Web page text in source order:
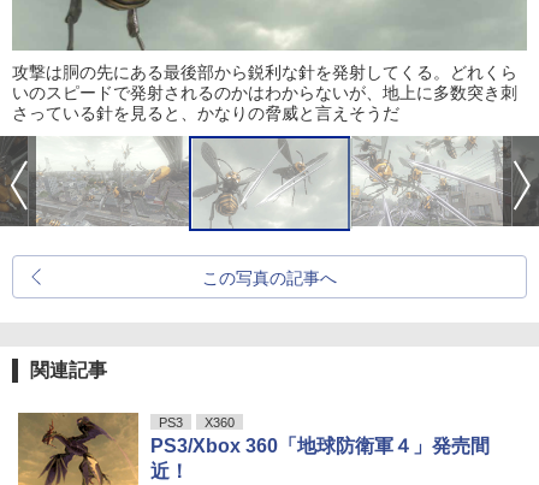
攻撃は胴の先にある最後部から鋭利な針を発射してくる。どれくら
いのスピードで発射されるのかはわからないが、地上に多数突き刺
さっている針を見ると、かなりの脅威と言えそうだ
この写真の記事へ
関連記事
PS3 X360
PS3/Xbox 360「地球防衛軍４」発売間
近！